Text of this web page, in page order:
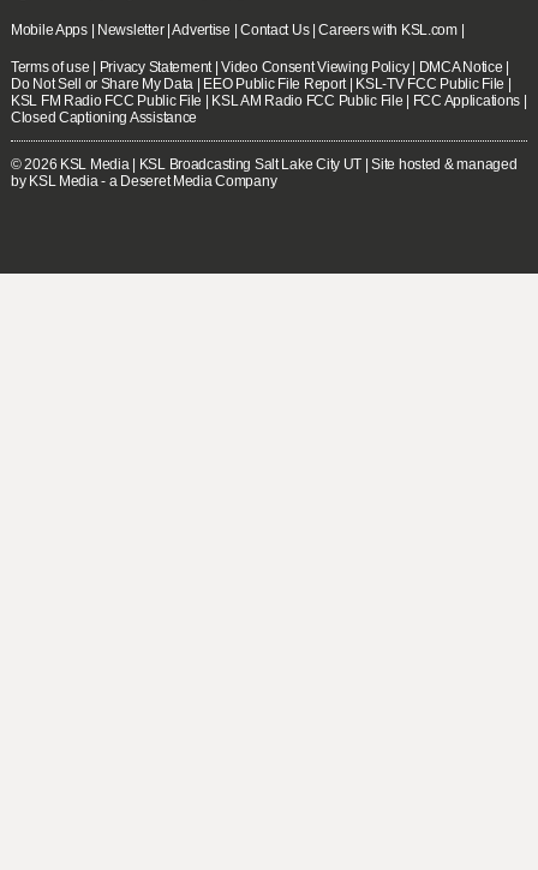
Mobile Apps| Newsletter|Advertise |Contact Us|Careers with KSL.com|
Terms of use Privacy Statement|Video Consent Viewing Policy| DMCA Notice
Do Not Sell or Share My Data
EEO Public File Report| KSL-TV FCC Public File
KSL FM Radio FCC Public File
KSL AM Radio FCC Public File FCC Applications
Closed Captioning Assistance
© 2026 KSL Media| KSL Broadcasting Salt Lake City UT | Site hosted & managed
by KSL Media - a Deseret Media Company